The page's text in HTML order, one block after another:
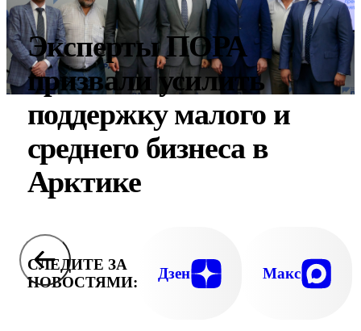
Эксперты ПОРА
призвали усилить
поддержку малого и
среднего бизнеса в
Арктике
СЛЕДИТЕ ЗА
НОВОСТЯМИ:
Дзен Макс